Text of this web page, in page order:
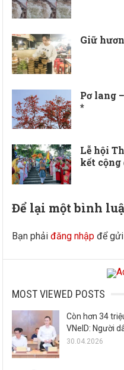
Giữ
Pơ lang
*
Lễ hội
kết cộng
Để lại một bình
Bạn phảiđăng nhập để gửi
MOST VIEWED POSTS
Còn hơn 34
VNeID: Người
30.04.2026